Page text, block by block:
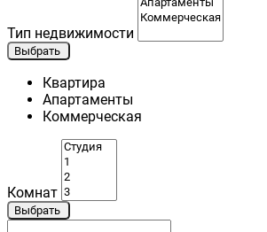
Тип недвижимости
Выбрать
Квартира
Апартаменты
Коммерческая
Комнат
Выбрать